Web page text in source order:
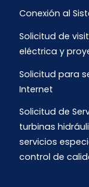
Conexión al
Solicitud de
eléctrica y
Solicitud para
Internet
Solicitud de
turbinas
servicios
control de